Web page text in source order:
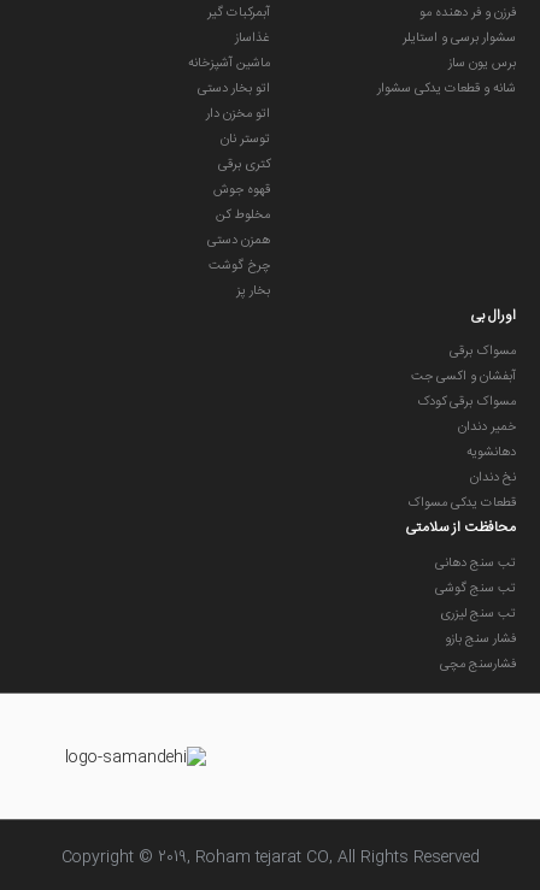
فرزن و فر دهنده مو
سشوار برسی و استایلر
برس یون ساز
شانه و قطعات یدکی سشوار
آبمرکبات گیر
غذاساز
ماشین آشپزخانه
اتو بخار دستی
اتو مخزن دار
توستر نان
کتری برقی
قهوه جوش
مخلوط کن
همزن دستی
چرخ گوشت
بخار پز
اورال بی
مسواک برقی
آبفشان و اکسی جت
مسواک برقی کودک
خمیر دندان
دهانشویه
نخ دندان
قطعات یدکی مسواک
محافظت از سلامتی
تب سنج دهانی
تب سنج گوشی
تب سنج لیزری
فشار سنج بازو
فشارسنج مچی
Copyright © 2019, Roham tejarat CO, All Rights Reserved